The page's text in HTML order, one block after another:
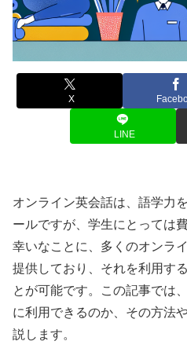
X
LINE
オンライン英会話は、語学力
ールですが、学生にとっては
幸いなことに、多くのオンラ
提供しており、それを利用す
とが可能です。この記事では
に利用できるのか、その方法
説します。